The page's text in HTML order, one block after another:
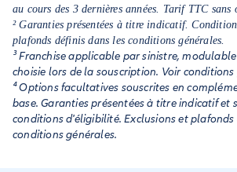
au cours des 3 dernières années. Tarif TTC sans
² Garanties présentées à titre indicatif.
plafonds définis dans les conditions générales.
³ Franchise applicable par sinistre,
choisie lors de la souscription. Voir conditions
⁴ Options facultatives souscrites en
base. Garanties présentées à titre indicatif et
conditions d'éligibilité. Exclusions et plafonds
conditions générales.